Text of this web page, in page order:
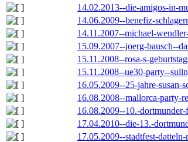
14.02.2013--die-amigos-in-
14.06.2009--benefiz-
14.11.2007--michael-
15.09.2007--joerg-bausch--
15.11.2008--rosa-s-
15.11.2008--ue30-party--
16.05.2009--25-jahre-susan-
16.08.2008--mallorca-party-
16.08.2009--10.-
17.04.2010--die-13.-
17.05.2009--stadtfest-